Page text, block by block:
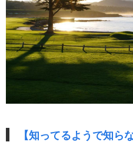
【知ってるようで知ら